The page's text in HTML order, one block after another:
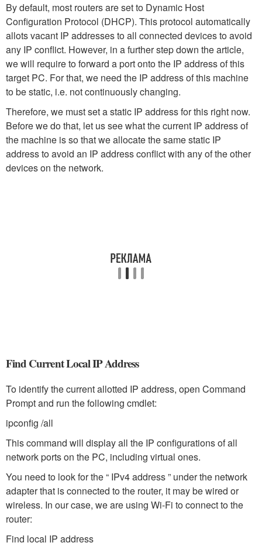
By default, most routers are set to Dynamic Host
Configuration Protocol (DHCP). This protocol automatically
allots vacant IP addresses to all connected devices to avoid
any IP conflict. However, in a further step down the article,
we will require to forward a port onto the IP address of this
target PC. For that, we need the IP address of this machine
to be static, i.e. not continuously changing.
Therefore, we must set a static IP address for this right now.
Before we do that, let us see what the current IP address of
the machine is so that we allocate the same static IP
address to avoid an IP address conflict with any of the other
devices on the network.
Find Current Local IP Address
To identify the current allotted IP address, open Command
Prompt and run the following cmdlet:
ipconfig /all
This command will display all the IP configurations of all
network ports on the PC, including virtual ones.
You need to look for the “ IPv4 address ” under the network
adapter that is connected to the router, it may be wired or
wireless. In our case, we are using Wi-Fi to connect to the
router:
Find local IP address